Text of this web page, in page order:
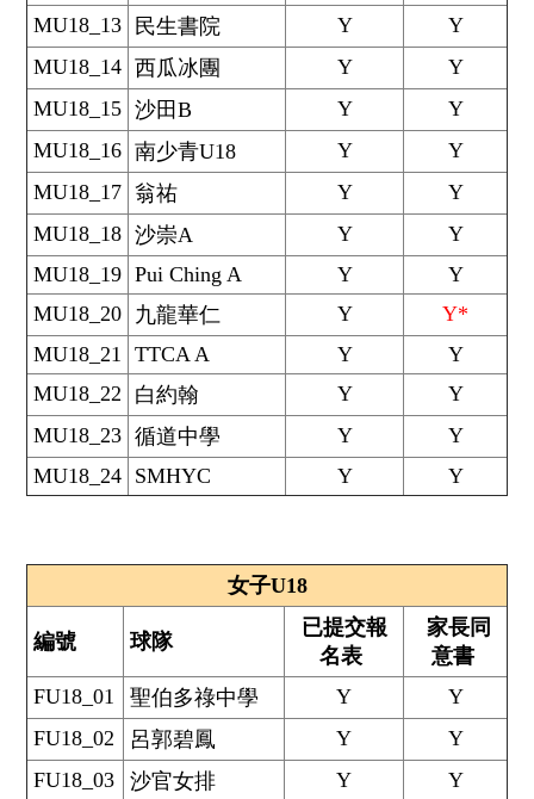
MU18_13
民生書院 Y
Y
MU18_14 西瓜冰團 Y
Y
MU18_15 沙田B Y
Y
MU18_16 南少青U18 Y
Y
MU18_17 翁祐 Y
Y
MU18_18 沙崇A Y
Y
MU18_19 Pui Ching A Y
Y
MU18_20 九龍華仁 Y
Y*
MU18_21 TTCA A Y
Y
MU18_22
白約翰 Y
Y
MU18_23 循道中學 Y
Y
MU18_24 SMHYC Y Y
女子U18
編號 球隊
已提交報
名表
家長同
意書
FU18_01
聖伯多祿中學 Y
Y
FU18_02
呂郭碧鳳 Y
Y
FU18_03
沙官女排 Y
Y